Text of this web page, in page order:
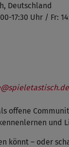
Deutschland
17:30 Uhr / Fr:
offene
und
könnt – oder